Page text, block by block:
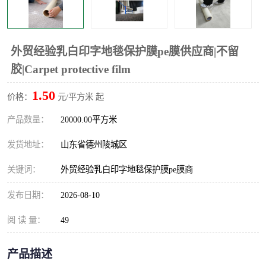
外贸经验乳白印字地毯保护膜pe膜供应商|不留
胶|Carpet protective film
价格： 1.50 元/平方米 起
产品数量： 20000.00平方米
发货地址： 山东省德州陵城区
关键词： 外贸经验乳白印字地毯保护膜pe膜商
发布日期： 2026-08-10
阅 读 量： 49
产品描述
不锈钢板保护膜 一次性隔离膜